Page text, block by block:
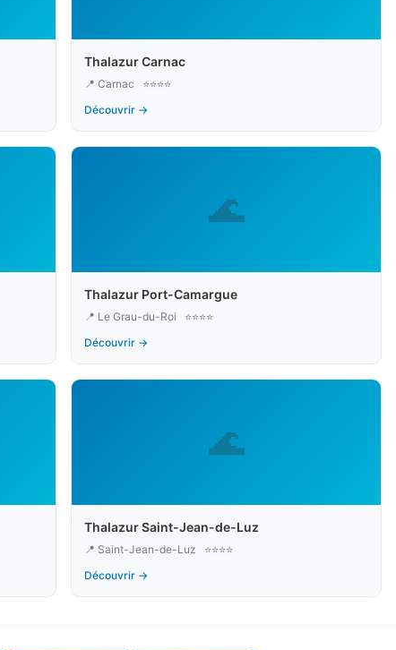
Thalazur Carnac
📍 Carnac
⭐⭐⭐⭐
Découvrir →
🌊
Thalazur Port-Camargue
📍 Le Grau-du-Roi
⭐⭐⭐⭐
Découvrir →
🌊
Thalazur Saint-Jean-de-Luz
📍 Saint-Jean-de-Luz
⭐⭐⭐⭐
Découvrir →